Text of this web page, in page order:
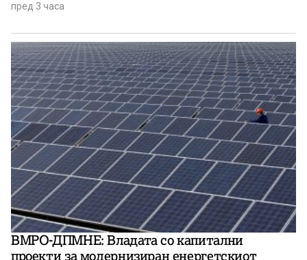
пред 3 часа
ВМРО-ДПМНЕ: Владата со капитални
проекти за модернизиран енергетскиот